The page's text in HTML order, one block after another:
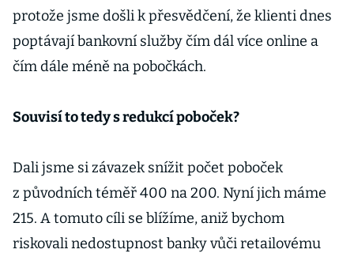
protože jsme došli k přesvědčení, že klienti dnes
poptávají bankovní služby čím dál více online a
čím dále méně na pobočkách.
Souvisí to tedy s redukcí poboček?
Dali jsme si závazek snížit počet poboček
z původních téměř 400 na 200. Nyní jich máme
215. A tomuto cíli se blížíme, aniž bychom
riskovali nedostupnost banky vůči retailovému